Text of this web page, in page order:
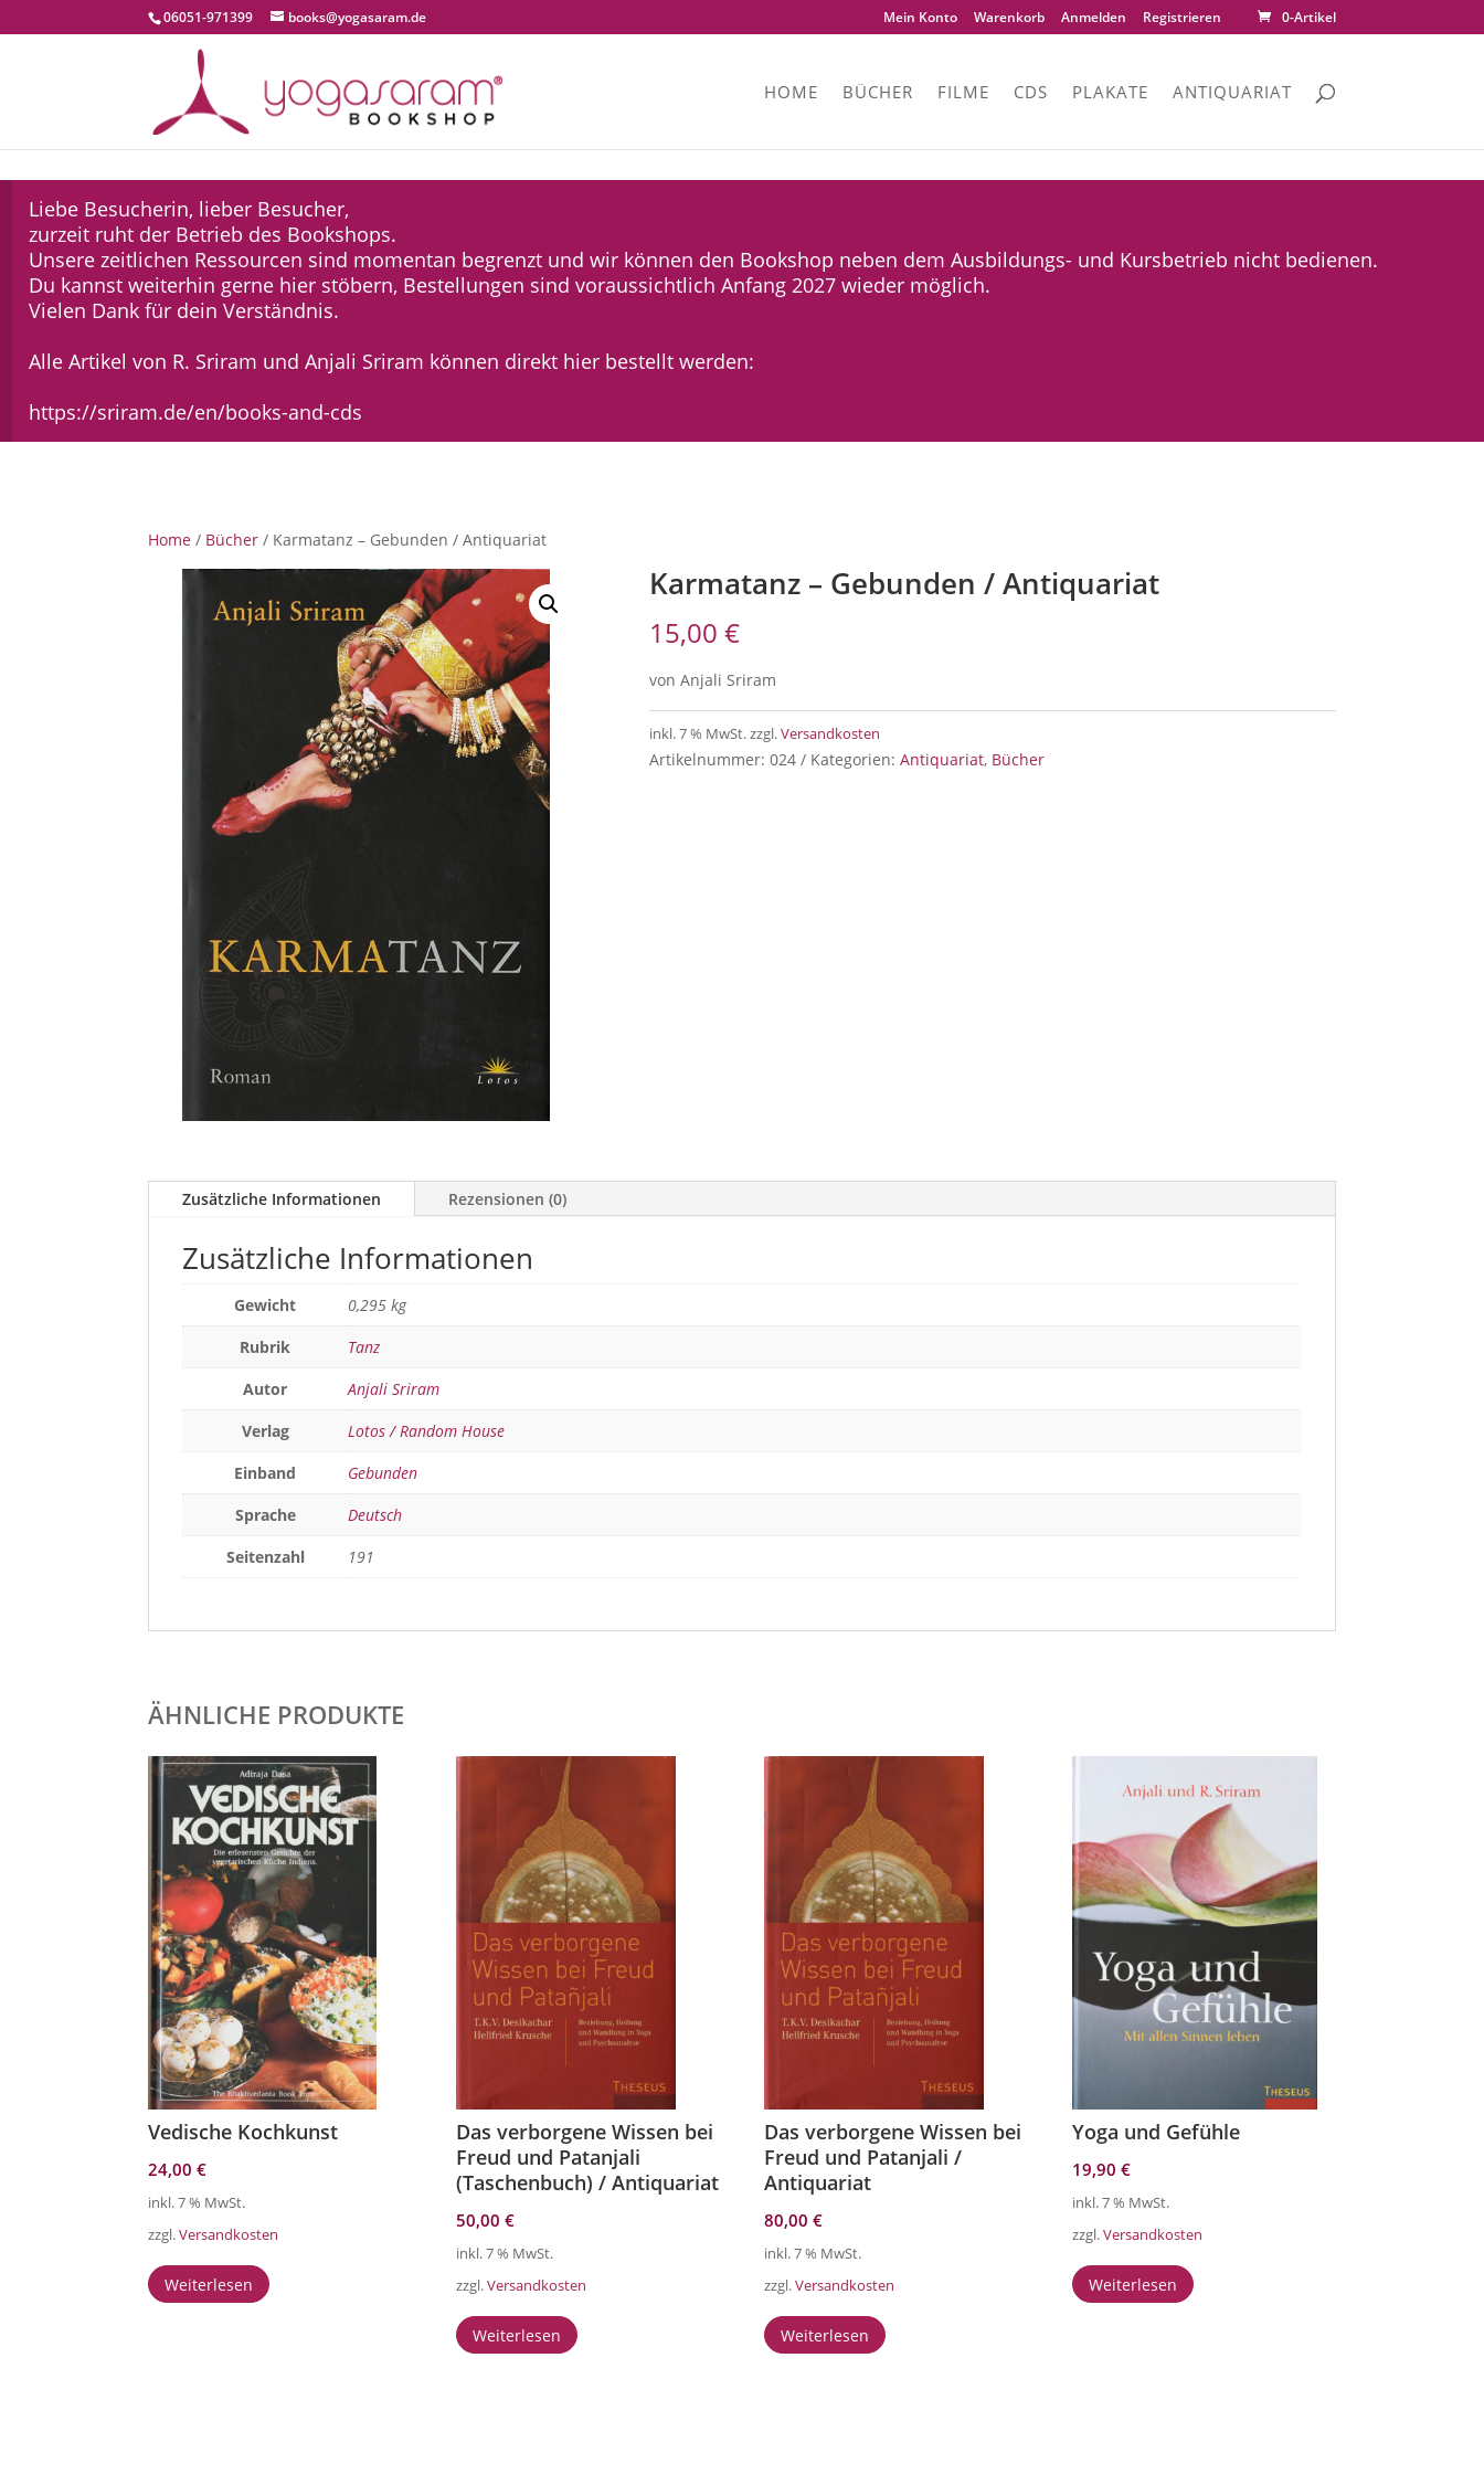
06051-971399 books@yogasaram.de Mein Konto Warenkorb Anmelden Registrieren 0-Artikel
HOME BÜCHER FILME CDS PLAKATE ANTIQUARIAT
Liebe Besucherin, lieber Besucher,
zurzeit ruht der Betrieb des Bookshops.
Unsere zeitlichen Ressourcen sind momentan begrenzt und wir können den Bookshop neben dem Ausbildungs- und Kursbetrieb nicht bedienen.
Du kannst weiterhin gerne hier stöbern, Bestellungen sind voraussichtlich Anfang 2027 wieder möglich.
Vielen Dank für dein Verständnis.
Alle Artikel von R. Sriram und Anjali Sriram können direkt hier bestellt werden:
https://sriram.de/en/books-and-cds
Home / Bücher / Karmatanz – Gebunden / Antiquariat
Karmatanz – Gebunden / Antiquariat
15,00€
von Anjali Sriram
inkl. 7 % MwSt.zzgl.Versandkosten
Artikelnummer:024 Kategorien:Antiquariat, Bücher
Zusätzliche Informationen Rezensionen (0)
Zusätzliche Informationen
Gewicht
0,295 kg
Rubrik
Tanz
Autor
Anjali Sriram
Verlag
Lotos / Random House
Einband
Gebunden
Sprache
Deutsch
Seitenzahl
191
ÄHNLICHE PRODUKTE
Vedische Kochkunst
24,00€
inkl. 7 % MwSt.
zzgl.Versandkosten
Weiterlesen
Das verborgene Wissen bei
Freud und Patanjali
(Taschenbuch) / Antiquariat
50,00€
inkl. 7 % MwSt.
zzgl.Versandkosten
Weiterlesen
Das verborgene Wissen bei
Freud und Patanjali /
Antiquariat
80,00€
inkl. 7 % MwSt.
zzgl.Versandkosten
Weiterlesen
Yoga und Gefühle
19,90€
inkl. 7 % MwSt.
zzgl.Versandkosten
Weiterlesen